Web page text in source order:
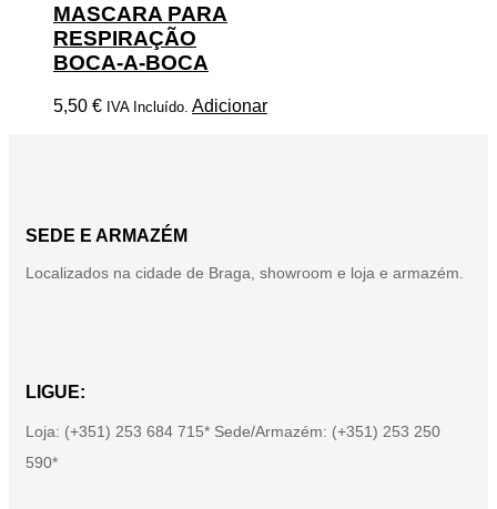
MASCARA PARA
RESPIRAÇÃO
BOCA-A-BOCA
5,50 € IVA Incluído. Adicionar
SEDE E ARMAZÉM
Localizados na cidade de Braga, showroom e loja e armazém.
LIGUE:
Loja: (+351) 253 684 715* Sede/Armazém: (+351) 253 250
590*